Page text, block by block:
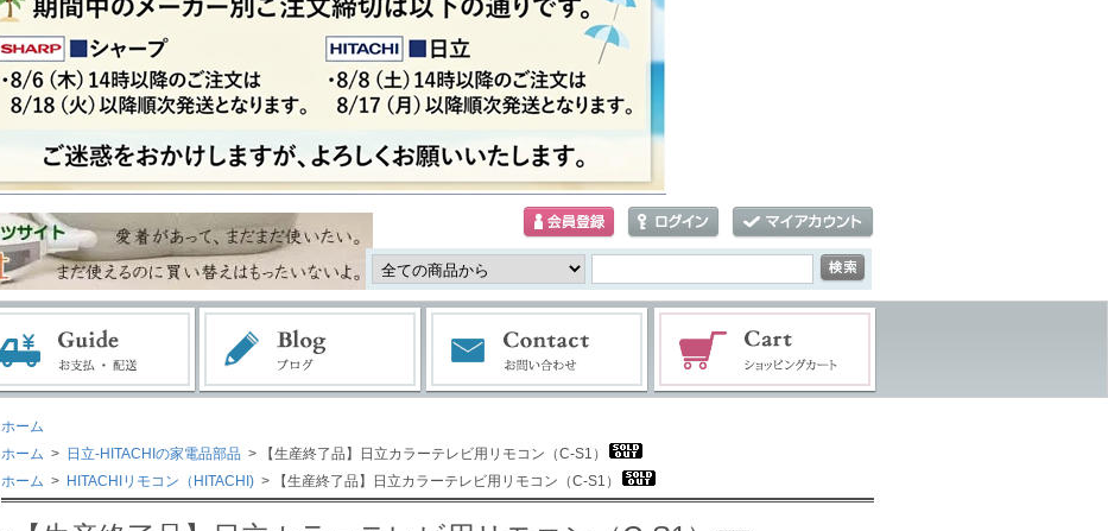
ホーム
ホーム > 日立-HITACHIの家電品部品 > 【生産終了品】日立カラーテレビ用リモコン（C-S1）
ホーム > HITACHIリモコン（HITACHI) > 【生産終了品】日立カラーテレビ用リモコン（C-S1）